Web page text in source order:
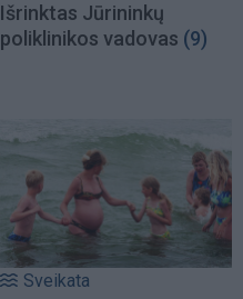
Išrinktas Jūrininkų
poliklinikos vadovas (9)
Sveikata